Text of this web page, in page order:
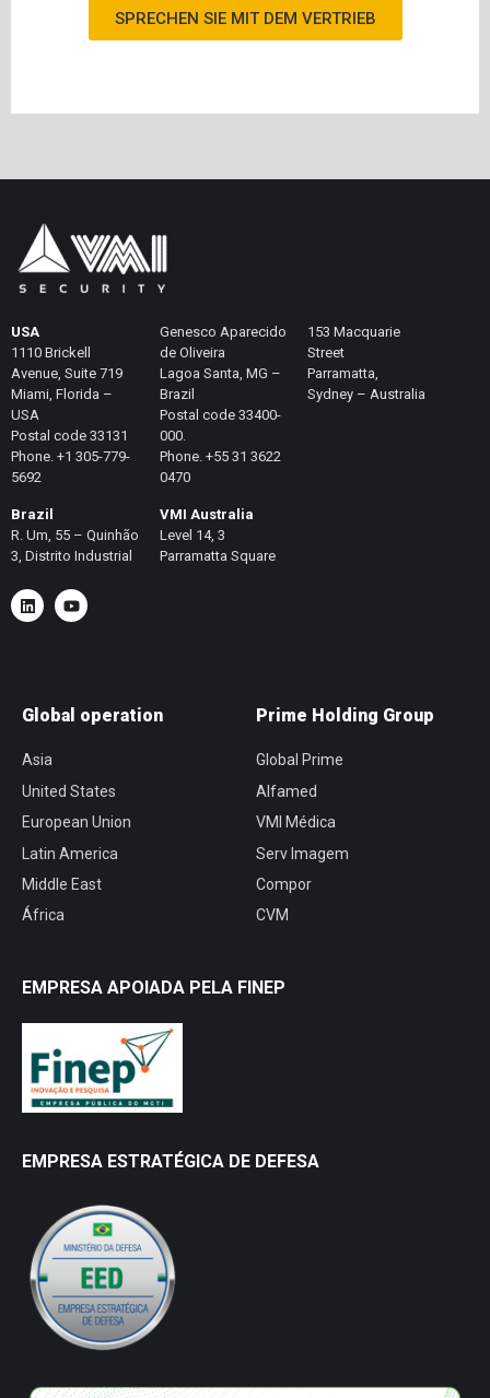
SPRECHEN SIE MIT DEM VERTRIEB
USA
1110 Brickell
Avenue, Suite 719
Miami, Florida –
USA
Postal code 33131
Phone. +1 305-779-
5692
Brazil
R. Um, 55 – Quinhão
3, Distrito Industrial
Genesco Aparecido
de Oliveira
Lagoa Santa, MG –
Brazil
Postal code 33400-
000.
Phone. +55 31 3622
0470
VMI Australia
Level 14, 3
Parramatta Square
153 Macquarie
Street
Parramatta,
Sydney – Australia
Global operation
Asia
United States
European Union
Latin America
Middle East
África
Prime Holding Group
Global Prime
Alfamed
VMI Médica
Serv Imagem
Compor
CVM
EMPRESA APOIADA PELA FINEP
EMPRESA ESTRATÉGICA DE DEFESA